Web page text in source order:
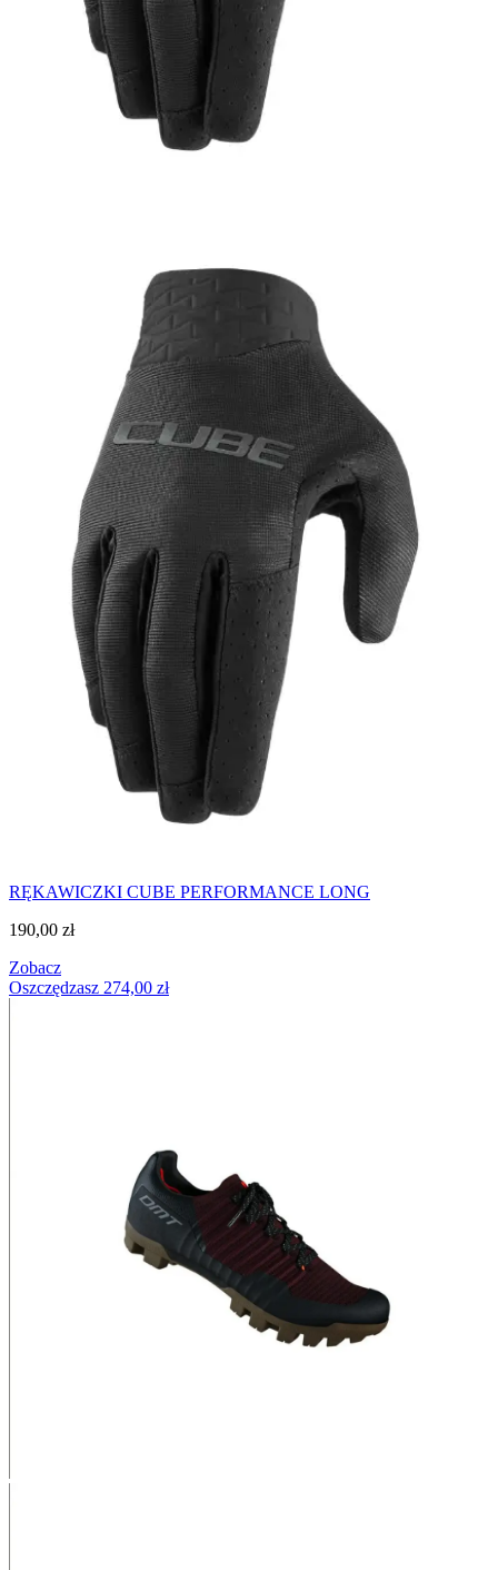
RĘKAWICZKI CUBE PERFORMANCE LONG
190,00 zł
Zobacz
Oszczędzasz 274,00 zł